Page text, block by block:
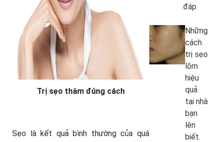
Trị sẹo thâm đúng cách
Sẹo là kết quả bình thường của quá
đáp
Những
cách
trị sẹo
lõm
hiệu
quả
tại nhà
bạn
lên
biết.